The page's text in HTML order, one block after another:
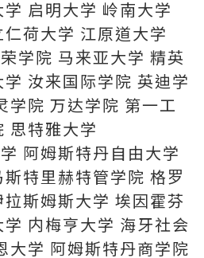
启明大学 岭南大学
荷大学 江原道大学
学院 马来亚大学 精英
汝来国际学院 英迪学
学院 万达学院 第一工
思特雅大学
阿姆斯特丹自由大学
特里赫特管学院 格罗
斯姆斯大学 埃因霍芬
内梅亨大学 海牙社会
大学 阿姆斯特丹商学院